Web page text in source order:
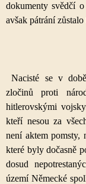
dokumenty svědčí
avšak pátrání
Nacisté se v
zločinů proti
hitlerovskými
kteří nesou za
není aktem pomsty,
které byly dočasně
dosud
území Německé